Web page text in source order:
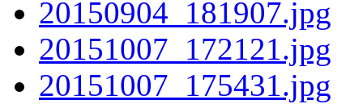
20150904_181907.jpg
20151007_172121.jpg
20151007_175431.jpg